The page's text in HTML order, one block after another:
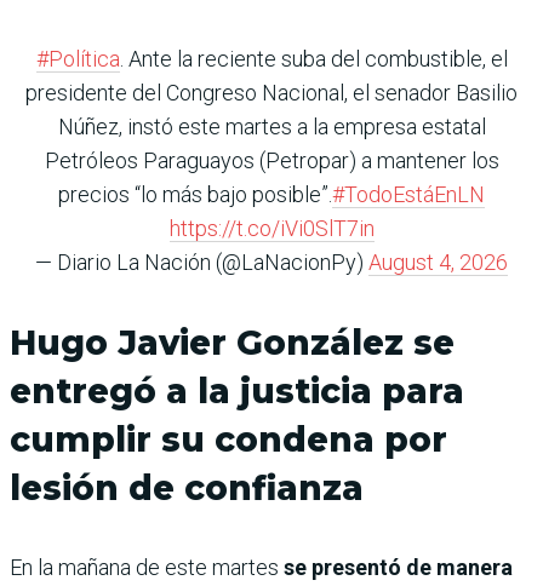
#Política . Ante la reciente suba del combustible, el
presidente del Congreso Nacional, el senador Basilio
Núñez, instó este martes a la empresa estatal
Petróleos Paraguayos (Petropar) a mantener los
precios “lo más bajo posible”.#TodoEstáEnLN
https://t.co/iVi0SlT7in
— Diario La Nación (@LaNacionPy) August 4, 2026
Hugo Javier González se
entregó a la justicia para
cumplir su condena por
lesión de confianza
En la mañana de este martes se presentó de manera